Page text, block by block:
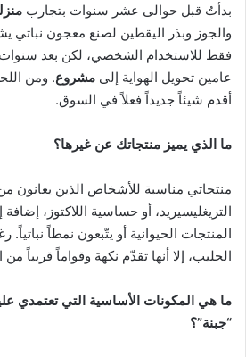
بدأتُ قبل حوالى عشر سنوات بتجارب
والجوز وبذر اليقطين لصنع معجون نباتي
فقط للاستخدام الشخصي، لكن بعد
عامين تحويل الهواية إلى مشروع. ومن
أقدم شيئاً جديداً فعلاً في السوق.
ما الذي يميز منتجاتك عن غيرها؟
منتجاتي مناسبة للأشخاص الذين يعانون
التريغليسيريد، أو حساسية اللاكتوز،
المنتجات الحيوانية أو يتّبعون نمطاً نباتياً.
الحليب، إلا أنها تقدّم نكهة وقواماً قريباً
ما هي المكونات الأساسية التي تعتمدي
“جبنة”؟